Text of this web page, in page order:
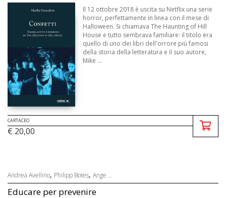
Il 12 ottobre 2018 è uscita su Netflix una serie
horror, perfettamente in linea con il mese di
Halloween. Si chiamava The Haunting of Hill
House e tutto sembrava familiare: il titolo era
quello di uno dei libri dell'orrore più famosi
della storia della letteratura e il suo autore,
Mike ...
CARTACEO
€ 20,00
Andrea Avellino, Philipp Botes, Ange ...
Educare per prevenire